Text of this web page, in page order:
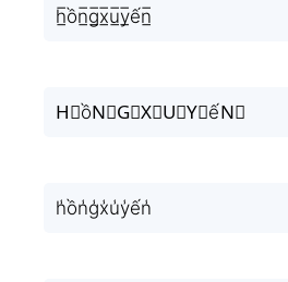
h̲̅ồn̲̅g̲̅x̲̅u̲̅y̲̅ến̲̅
H⃣ồN⃣G⃣X⃣U⃣Y⃣ếN⃣
h̾ồn̾g̾x̾u̾y̾ến̾